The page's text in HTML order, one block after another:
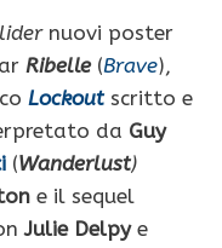
nuovi poster
Ribelle(Brave),
Lockoutscritto e
da Guy
(Wanderlust)
e il sequel
Julie Delpy e